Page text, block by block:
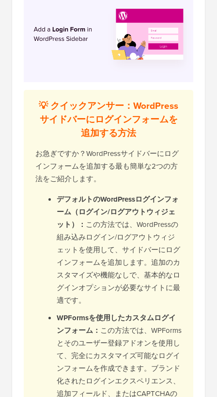
💡 クイックアンサー：WordPress
サイドバーにログインフォームを
追加する方法
お急ぎですか？WordPressサイドバーにログ
インフォームを追加する最も簡単な2つの方
法をご紹介します。
デフォルトのWordPressログインフォ
ーム（ログイン/ログアウトウィジェ
ット）： この方法では、WordPressの
組み込みログイン/ログアウトウィジ
ェットを使用して、サイドバーにログ
インフォームを追加します。追加のカ
スタマイズや機能なしで、基本的なロ
グインオプションが必要なサイトに最
適です。
WPFormsを使用したカスタムログイ
ンフォーム： この方法では、WPForms
とそのユーザー登録アドオンを使用し
て、完全にカスタマイズ可能なログイ
ンフォームを作成できます。ブランド
化されたログインエクスペリエンス、
追加フィールド、またはCAPTCHAの